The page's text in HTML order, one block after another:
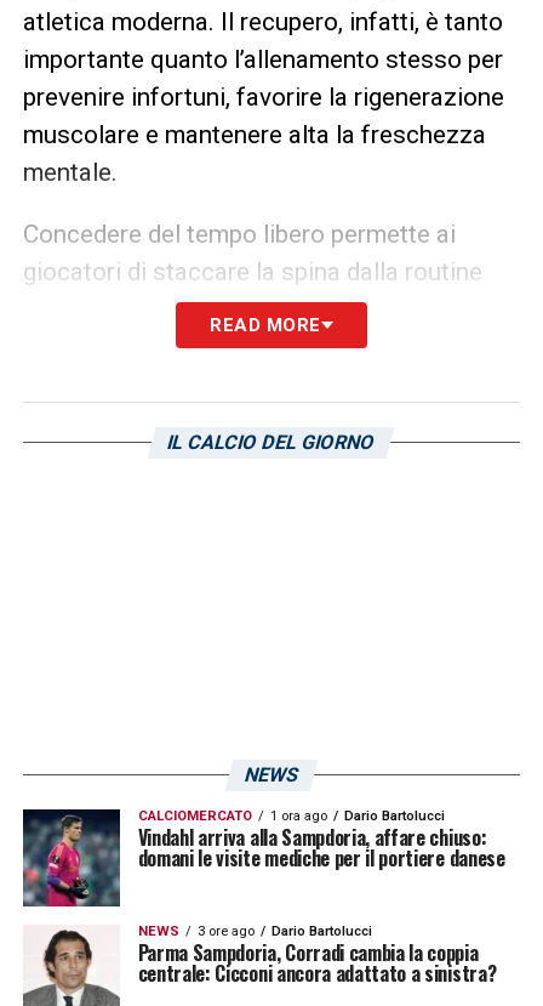
atletica moderna. Il recupero, infatti, è tanto
importante quanto l’allenamento stesso per
prevenire infortuni, favorire la rigenerazione
muscolare e mantenere alta la freschezza
mentale.
Concedere del tempo libero permette ai
giocatori di staccare la spina dalla routine
del ritiro, di dedicarsi a momenti di svago o
semplicemente di riposare attivamente. La
professionalità dello staff tecnico, attento a
READ MORE
IL CALCIO DEL GIORNO
NEWS
CALCIOMERCATO 1 ora ago Dario Bartolucci
Vindahl arriva alla Sampdoria, affare chiuso:
domani le visite mediche per il portiere danese
NEWS 3 ore ago Dario Bartolucci
Parma Sampdoria, Corradi cambia la coppia
centrale: Cicconi ancora adattato a sinistra?